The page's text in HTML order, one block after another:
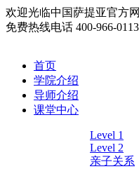
欢迎光临中国萨提亚官方网
免费热线电话 400-966-0113
首页
学院介绍
导师介绍
课堂中心
Level 1
Level 2
亲子关系